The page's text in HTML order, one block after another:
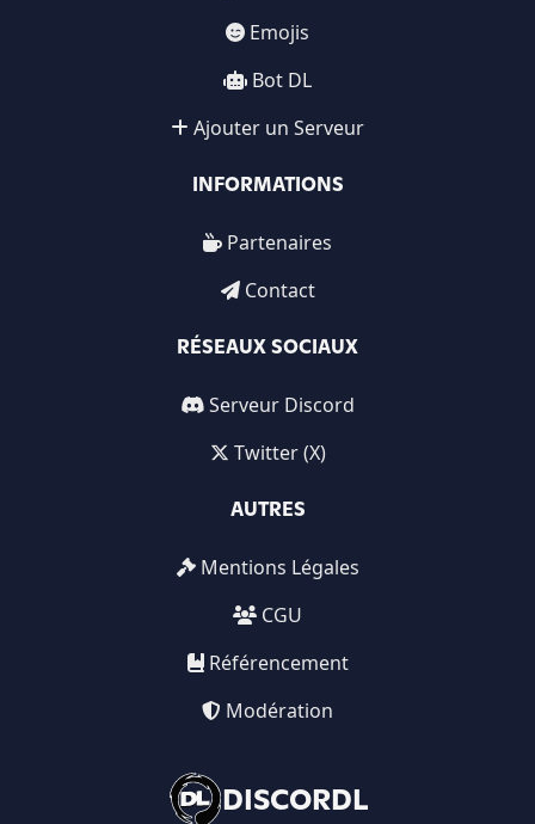
DISCORDL
Emojis
Bot DL
Ajouter un Serveur
INFORMATIONS
Partenaires
Contact
RÉSEAUX SOCIAUX
Serveur Discord
Twitter (X)
AUTRES
Mentions Légales
CGU
Référencement
Modération